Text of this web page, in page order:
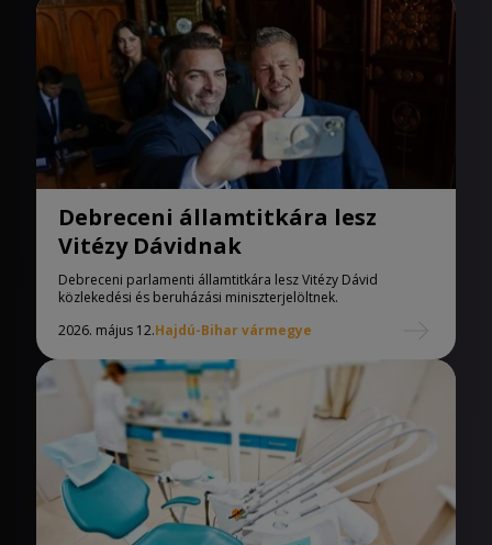
Debreceni államtitkára lesz
Vitézy Dávidnak
Debreceni parlamenti államtitkára lesz Vitézy Dávid
közlekedési és beruházási miniszterjelöltnek.
2026. május 12.Hajdú-Bihar vármegye